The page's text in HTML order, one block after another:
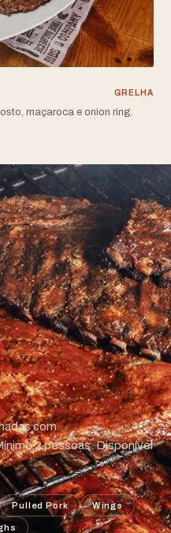
GRELHA
maçaroca e onion ring.
com
2 pessoas. Disponível
Pulled Pork Wings